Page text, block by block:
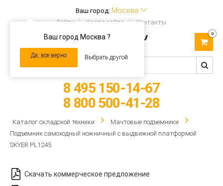
Ваш город: Москва
Ваш город Москва ?
Да, все верно Выбрать другой
Войти Карта сайта Контакты
navigation
0
8 495 150-14-67
8 800 500-41-28
Каталог складской техники
Мачтовые подъемники
Подъемник самоходный ножничный с выдвижной платформой
SKYER PL1245
Скачать коммерческое предложение